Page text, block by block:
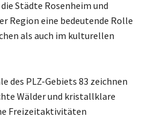
Städte Rosenheim und
Region eine bedeutende Rolle
als auch im kulturellen
des PLZ-Gebiets 83 zeichnen
Wälder und kristallklare
Freizeitaktivitäten